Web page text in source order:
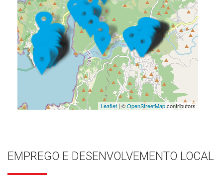
Leaflet| ©OpenStreetMapcontributors
EMPREGO E DESENVOLVEMENTO LOCAL